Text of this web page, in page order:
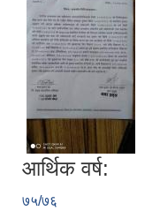
आर्थिक वर्ष:
७५/७६